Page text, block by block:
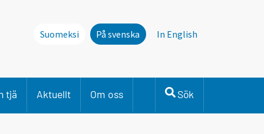
Suomeksi På svenska In English
tjä Aktuellt Om oss Sök